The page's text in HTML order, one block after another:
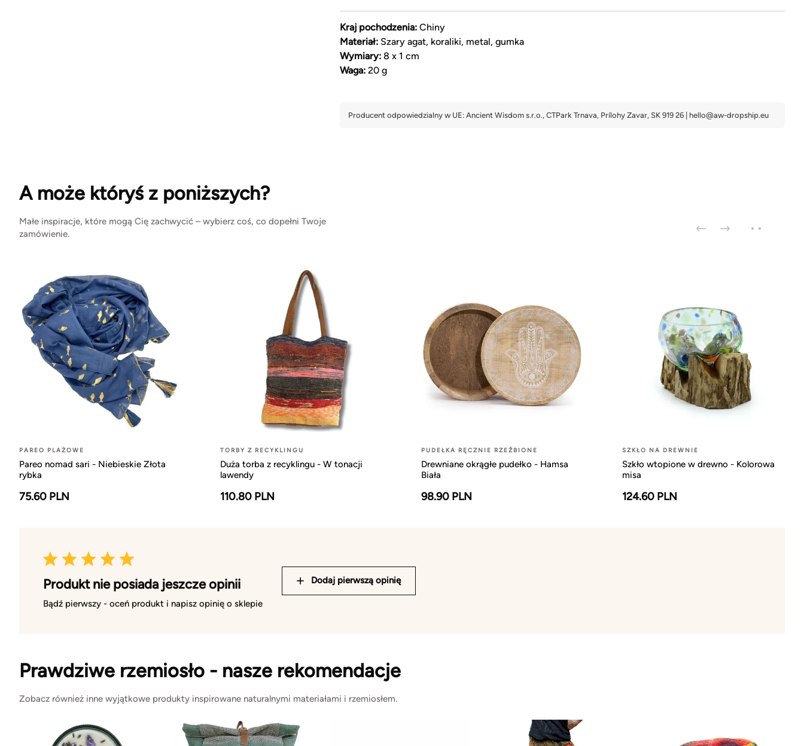
Kraj pochodzenia: Chiny
Materiał: Szary agat, koraliki, metal, gumka
Wymiary: 8 x 1 cm
Waga: 20 g
A może któryś z poniższych?
Małe inspiracje, które mogą Cię zachwycić – wybierz coś, co dopełni Twoje
zamówienie.
PAREO PLAŻOWE
Pareo nomad sari - Niebieskie Złota
rybka
75.60 PLN
TORBY Z RECYKLINGU
Duża torba z recyklingu - W tonacji
lawendy
110.80 PLN
PUDEŁKA RĘCZNIE RZEŹBIONE
Drewniane okrągłe pudełko - Hamsa
Biała
98.90 PLN
SZKŁO NA DREWNIE
Szkło wtopione w drewno - Kolorowa
misa
124.60 PLN
Produkt nie posiada jeszcze opinii
Bądź pierwszy - oceń produkt i napisz opinię o sklepie
Dodaj pierwszą opinię
Prawdziwe rzemiosło - nasze rekomendacje
Zobacz również inne wyjątkowe produkty inspirowane naturalnymi materiałami i rzemiosłem.